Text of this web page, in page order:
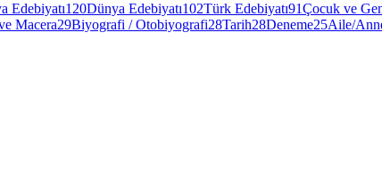
Edebiyatı120Dünya Edebiyatı102Türk Edebiyatı91Çocuk ve
Macera29Biyografi / Otobiyografi28Tarih28Deneme25Aile/